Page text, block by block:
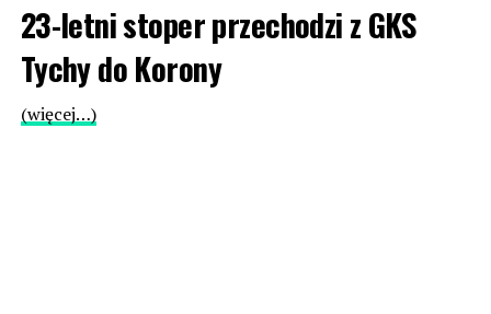
23-letni stoper przechodzi z GKS
Tychy do Korony
(więcej…)